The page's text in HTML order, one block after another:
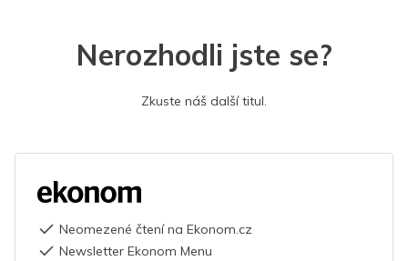
Nerozhodli jste se?
Zkuste náš další titul.
Neomezené čtení na Ekonom.cz
Newsletter Ekonom Menu